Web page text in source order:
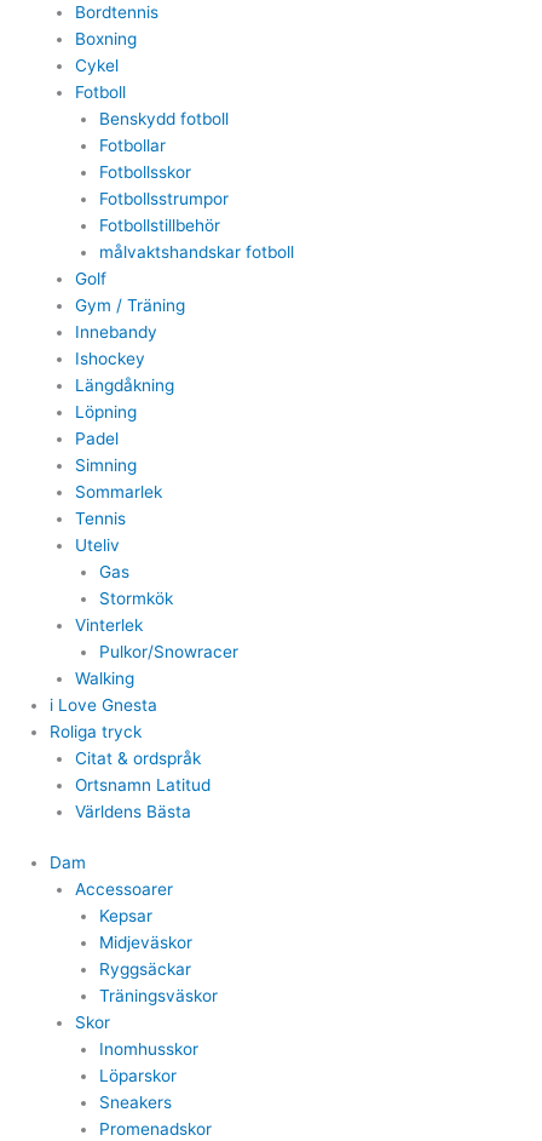
Bordtennis
Boxning
Cykel
Fotboll
Benskydd fotboll
Fotbollar
Fotbollsskor
Fotbollsstrumpor
Fotbollstillbehör
målvaktshandskar fotboll
Golf
Gym / Träning
Innebandy
Ishockey
Längdåkning
Löpning
Padel
Simning
Sommarlek
Tennis
Uteliv
Gas
Stormkök
Vinterlek
Pulkor/Snowracer
Walking
i Love Gnesta
Roliga tryck
Citat & ordspråk
Ortsnamn Latitud
Världens Bästa
Dam
Accessoarer
Kepsar
Midjeväskor
Ryggsäckar
Träningsväskor
Skor
Inomhusskor
Löparskor
Sneakers
Promenadskor